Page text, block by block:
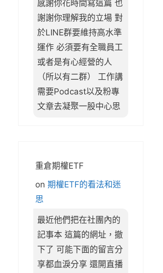
感謝你花時間寫這篇 也
謝謝你理解我的立場 對
於LINE群要維持高水準
運作 必須要有全職員工
或者是有心經營的人
（所以有二群） 工作講
需要Podcast以及粉專
文章去凝聚一股中心思
重倉期權ETF
on 期權ETF的看法和迷
思
最近他們把在社團內的
記事本 這篇的網址，撤
下了 可能下面的留言分
享都血淚分享 還開直播